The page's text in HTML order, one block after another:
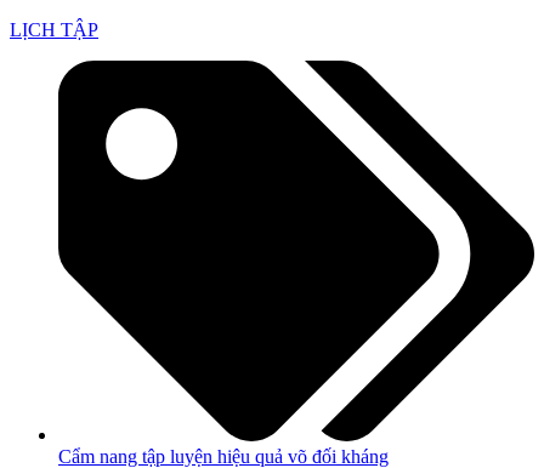
LỊCH TẬP
Cẩm nang tập luyện hiệu quả võ đối kháng